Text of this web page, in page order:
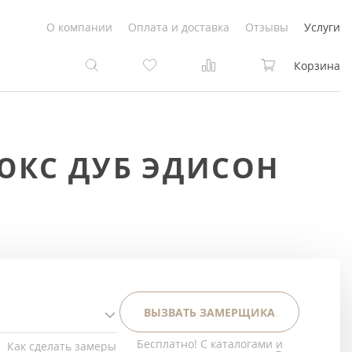
О компании Оплата и доставка Отзывы Услуги
Белые
под покраску
Корзина
ДУБ ЭДИСОН
Как сделать замеры
ВЫЗВАТЬ ЗАМЕРЩИКА
Бесплатно! С каталогами и